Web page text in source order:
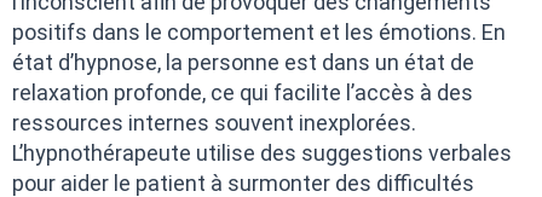
positifs dans le comportement et les émotions. En
état d’hypnose, la personne est dans un état de
relaxation profonde, ce qui facilite l’accès à des
ressources internes souvent inexplorées.
L’hypnothérapeute utilise des suggestions verbales
pour aider le patient à surmonter des difficultés